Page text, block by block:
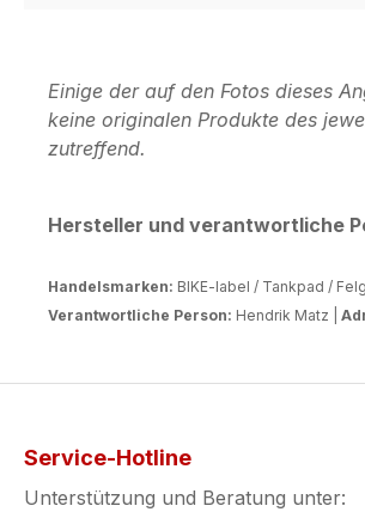
Einige der auf den Fotos dieses
keine originalen Produkte des
zutreffend.
Hersteller und verantwortliche
Handelsmarken: BIKE-label / Tankpad /
Verantwortliche Person: Hendrik Matz |
Service-Hotline
Unterstützung und Beratung unter: